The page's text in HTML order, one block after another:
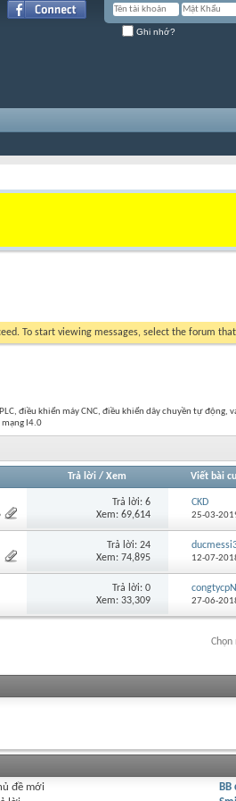
Ghi nhớ?
To start viewing messages, select the forum
điều khiển máy CNC, điều khiển dây chuyền tự động,
mạng I4.0
Trả lời/ Xem Viết bài
Trả lời: 6
Xem: 69,614
CKD
25-03-
Trả lời: 24
Xem: 74,895
12-07-
Trả lời: 0
Xem: 33,309
27-06-
Chọn
đề mới
BB